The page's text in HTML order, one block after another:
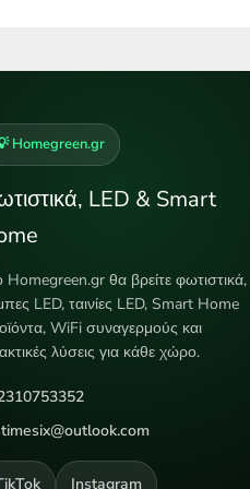
Homegreen.gr
LED & Smart
Homegreen.gr θα βρείτε φωτιστικά,
LED, ταινίες LED, Smart Home
WiFi συναγερμούς και
λύσεις για κάθε χώρο.
Instagram